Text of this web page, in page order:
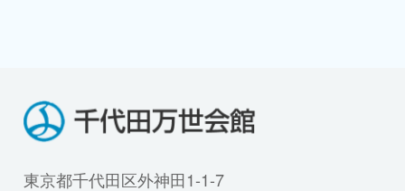
東京都千代田区外神田1-1-7